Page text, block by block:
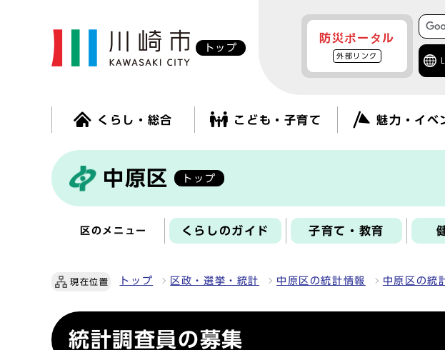
トップ
防災ポータル
外部リンク
くらし・総合 こども・子育て 魅力・イベ
中原区 トップ
区のメニュー くらしのガイド 子育て・教育
現在位置 トップ 区政・選挙・統計 中原区の統計情報 中原区の統
統計調査員の募集